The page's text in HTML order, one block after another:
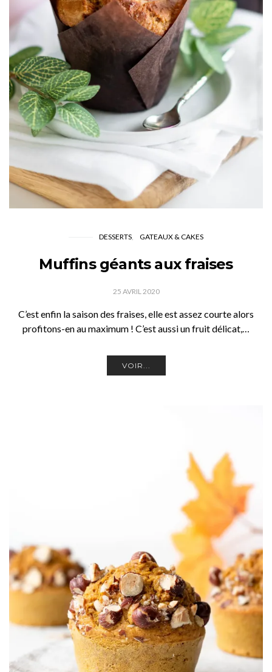
DESSERTS GATEAUX & CAKES
Muffins géants aux fraises
25 AVRIL 2020
C’est enfin la saison des fraises, elle est assez courte alors
profitons-en au maximum ! C’est aussi un fruit délicat,…
VOIR...